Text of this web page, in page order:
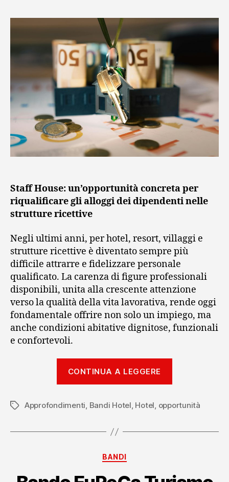
Staff House: un’opportunità concreta per
riqualificare gli alloggi dei dipendenti nelle
strutture ricettive
Negli ultimi anni, per hotel, resort, villaggi e
strutture ricettive è diventato sempre più
difficile attrarre e fidelizzare personale
qualificato. La carenza di figure professionali
disponibili, unita alla crescente attenzione
verso la qualità della vita lavorativa, rende oggi
fondamentale offrire non solo un impiego, ma
anche condizioni abitative dignitose, funzionali
e confortevoli.
CONTINUA A LEGGERE
per
alloggi
in
Tag Approfondimenti, Bandi Hotel, Hotel, opportunità
Categorie
BANDI